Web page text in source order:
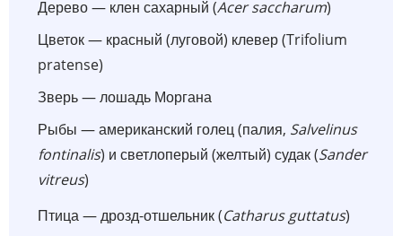
Дерево — клен сахарный (Acer saccharum)
Цветок — красный (луговой) клевер (Trifolium
pratense)
Зверь — лошадь Моргана
Рыбы — американский голец (палия, Salvelinus
fontinalis) и светлоперый (желтый) судак (Sander
vitreus)
Птица — дрозд-отшельник (Catharus guttatus)